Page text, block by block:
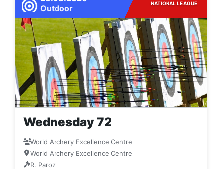
Outdoor
NATIONAL LEAGUE
Wednesday 72
World Archery Excellence Centre
World Archery Excellence Centre
R. Paroz